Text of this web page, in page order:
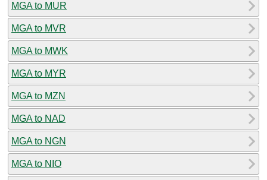
MGA to MUR
MGA to MVR
MGA to MWK
MGA to MYR
MGA to MZN
MGA to NAD
MGA to NGN
MGA to NIO